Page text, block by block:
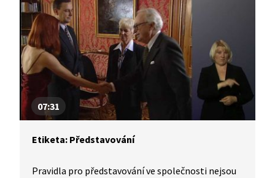
druhy kostýmů, délka sukně, barvy, vhodné
doplňky... ještě že většina žen ráda nakupuje.
07:31
Etiketa: Představování
Pravidla pro představování ve společnosti nejsou